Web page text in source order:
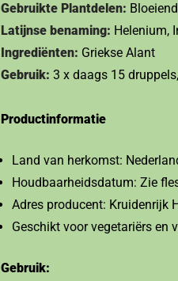
Gebruikte Plantdelen:
Latijnse benaming: Helenium,
Ingrediënten: Griekse Alant
Gebruik: 3 x daags 15
Productinformatie
Land van herkomst:
Houdbaarheidsdatum: Zie
Adres producent: Kruidenrijk
Geschikt voor vegetariërs en
Gebruik: